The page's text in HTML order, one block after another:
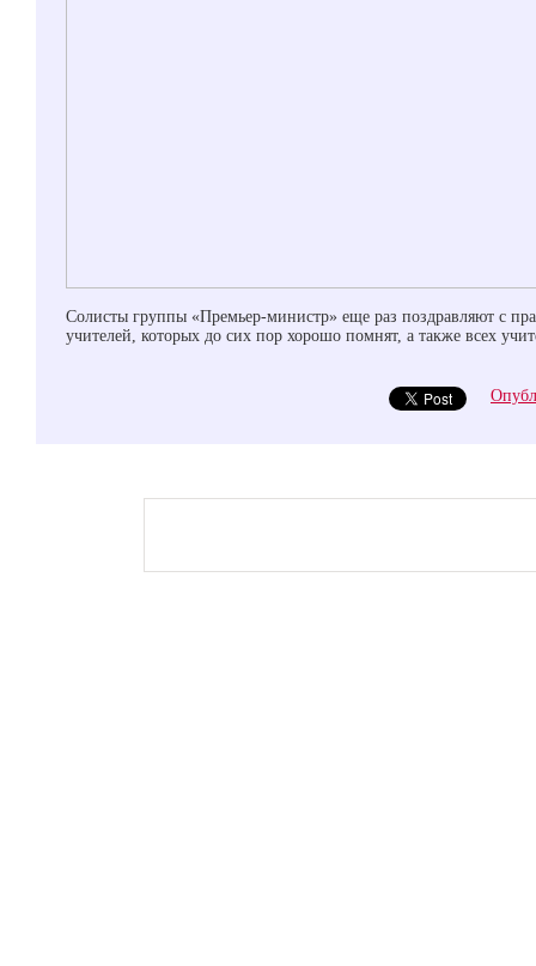
Солисты группы «Премьер-министр» еще раз поздравляют с
учителей, которых до сих пор хорошо помнят, а также всех